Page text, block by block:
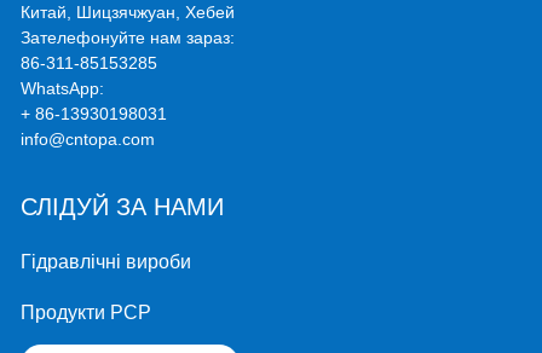
Китай, Шицзячжуан, Хебей
Зателефонуйте нам зараз:
86-311-85153285
WhatsApp:
+ 86-13930198031
info@cntopa.com
СЛІДУЙ ЗА НАМИ
Гідравлічні вироби
Продукти PCP